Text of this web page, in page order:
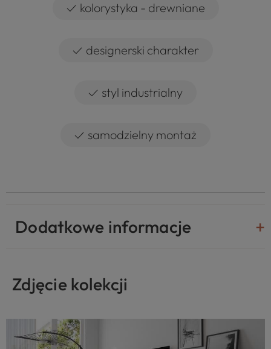
✓ kolorystyka - drewniane
✓ designerski charakter
✓ styl industrialny
✓ samodzielny montaż
Dodatkowe informacje
Zdjęcie kolekcji